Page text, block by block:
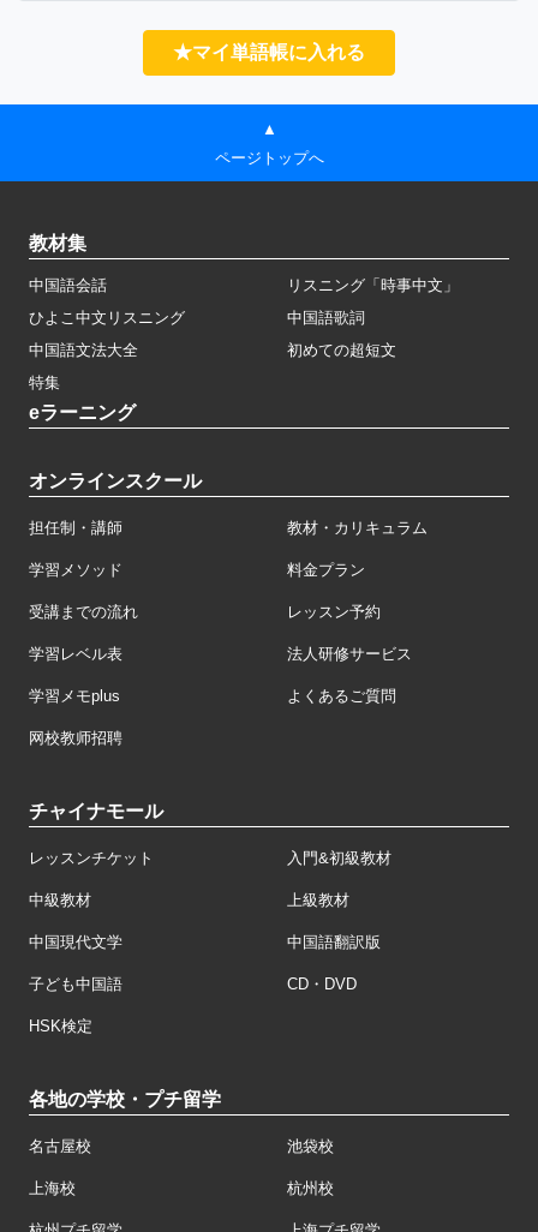
★マイ単語帳に入れる
▲
ページトップへ
教材集
中国語会話
リスニング「時事中文」
ひよこ中文リスニング
中国語歌詞
中国語文法大全
初めての超短文
特集
eラーニング
オンラインスクール
担任制・講師 教材・カリキュラム
学習メソッド 料金プラン
受講までの流れ レッスン予約
学習レベル表 法人研修サービス
学習メモplus よくあるご質問
网校教师招聘
チャイナモール
レッスンチケット 入門&初級教材
中級教材 上級教材
中国現代文学 中国語翻訳版
子ども中国語 CD・DVD
HSK検定
各地の学校・プチ留学
名古屋校 池袋校
上海校 杭州校